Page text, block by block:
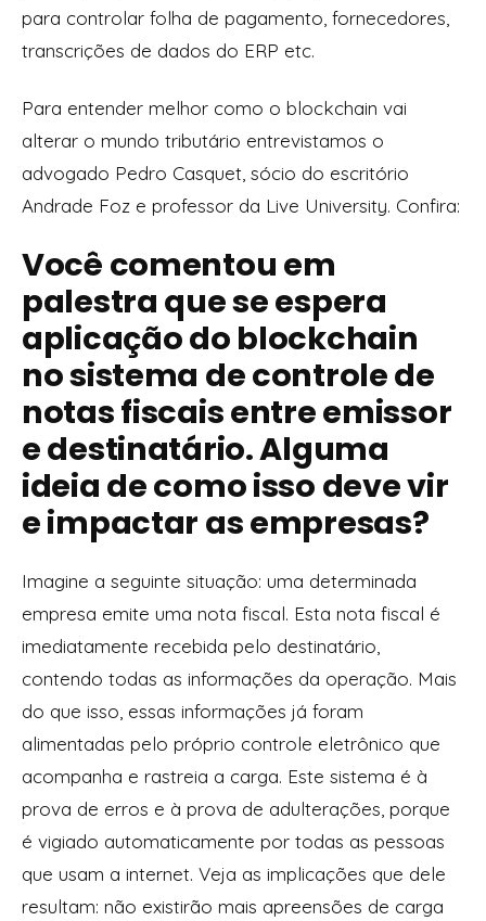
para controlar folha de pagamento, fornecedores,
transcrições de dados do ERP etc.
Para entender melhor como o blockchain vai
alterar o mundo tributário entrevistamos o
advogado Pedro Casquet, sócio do escritório
Andrade Foz e professor da Live University. Confira:
Você comentou em
palestra que se espera
aplicação do blockchain
no sistema de controle de
notas fiscais entre emissor
e destinatário. Alguma
ideia de como isso deve vir
e impactar as empresas?
Imagine a seguinte situação: uma determinada
empresa emite uma nota fiscal. Esta nota fiscal é
imediatamente recebida pelo destinatário,
contendo todas as informações da operação. Mais
do que isso, essas informações já foram
alimentadas pelo próprio controle eletrônico que
acompanha e rastreia a carga. Este sistema é à
prova de erros e à prova de adulterações, porque
é vigiado automaticamente por todas as pessoas
que usam a internet. Veja as implicações que dele
resultam: não existirão mais apreensões de carga